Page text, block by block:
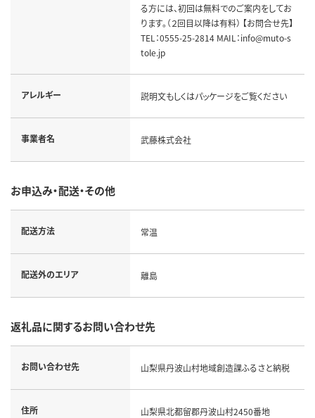
る方には、初回は無料でのご案内をしてお
ります。（２回目以降は有料） 【お問合せ先】
TEL：0555-25-2814 MAIL：info@muto-s
tole.jp
アレルギー 説明文もしくはパッケージをご覧ください
事業者名 武藤株式会社
お申込み・配送・その他
配送方法 常温
配送外のエリア 離島
返礼品に関するお問い合わせ先
お問い合わせ先 山梨県丹波山村地域創造課ふるさと納税
住所 山梨県北都留郡丹波山村2450番地